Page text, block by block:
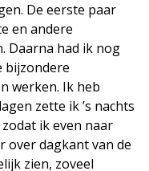
De eerste paar
en andere
Daarna had ik nog
bijzondere
werken. Ik heb
zette ik ’s nachts
ik even naar
over dagkant van de
zien, zoveel